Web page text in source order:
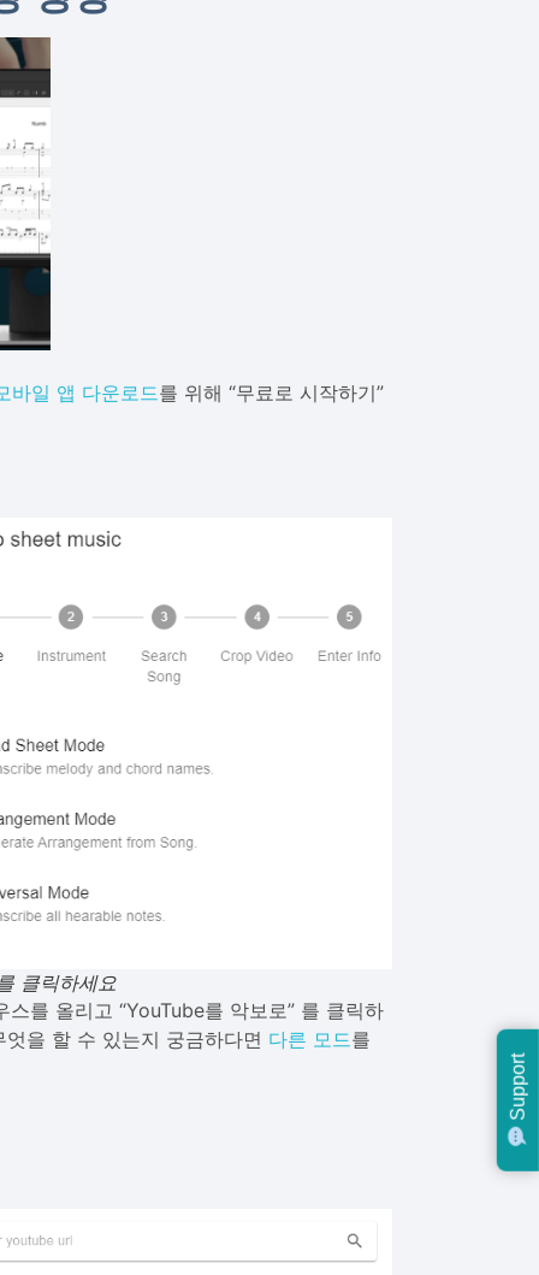
바일 앱 다운로드를 위해 “무료로 시작하기”
클릭하세요
를 올리고 “YouTube를 악보로” 를 클릭하
을 할 수 있는지 궁금하다면 다른 모드를
Support